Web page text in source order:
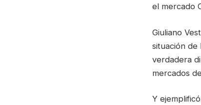
el mercado
Giuliano
situación de
verdadera
mercados
Y